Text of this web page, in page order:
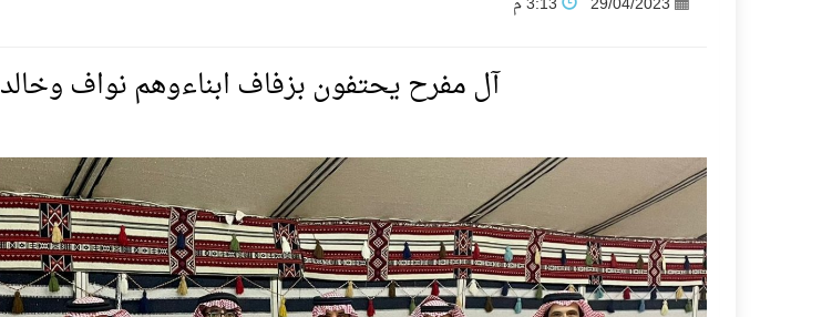
فنّ المكاتب للتجارة توقّع اتفاقية شراكة مع أكاديمية الهلال
تنافس قوي بين كبرى الإسطبلات في ثاني أسابيع موسم سباقات الرياض
سيل الخير يروي ملاعب الكوكب
آل مفرح يحتفون بزفاف ابناءوهم نواف وخالد